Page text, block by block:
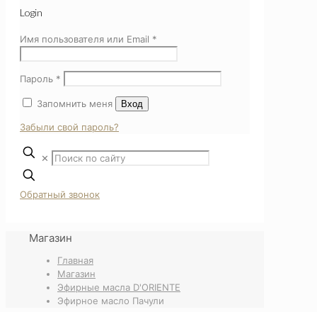
Login
Имя пользователя или Email *
Пароль *
Запомнить меня Вход
Забыли свой пароль?
✕
Обратный звонок
Магазин
Главная
Магазин
Эфирные масла D'ORIENTE
Эфирное масло Пачули